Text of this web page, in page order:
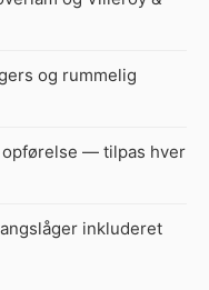
og rummelig
— tilpas hver
inkluderet